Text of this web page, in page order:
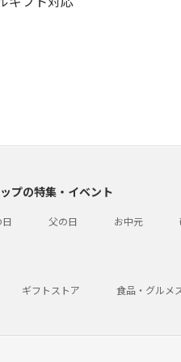
プの特集・イベント
父の日 お中元
ギフトストア 食品・グルメ